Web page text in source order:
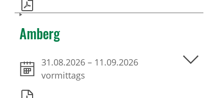
Amberg
31.08.2026 – 11.09.2026
vormittags